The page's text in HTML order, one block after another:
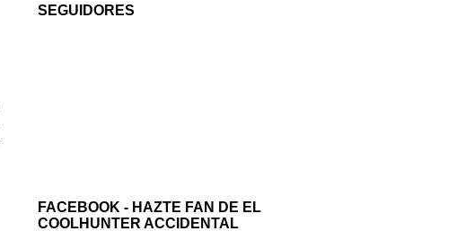
SEGUIDORES
FACEBOOK - HAZTE FAN DE EL
COOLHUNTER ACCIDENTAL